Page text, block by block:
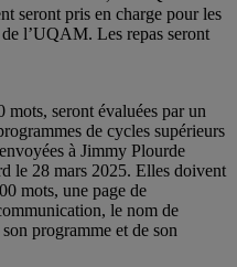
seront pris en charge pour les
l’UQAM. Les repas seront
seront évaluées par un
de cycles supérieurs
à Jimmy Plourde
le 28 mars 2025. Elles doivent
mots, une page de
le nom de
programme et de son